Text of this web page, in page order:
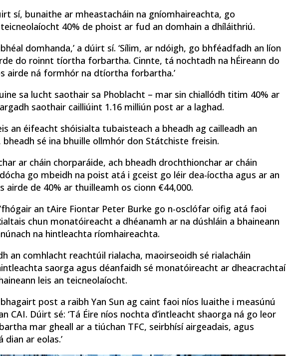
sí, bunaithe ar mheastacháin na gníomhaireachta, go
40% de phoist ar fud an domhain a dhíláithriú.
domhanda,’ a dúirt sí. ‘Sílim, ar ndóigh, go bhféadfadh an líon
do roinnt tíortha forbartha. Cinnte, tá nochtadh na hÉireann do
airde ná formhór na dtíortha forbartha.’
sa lucht saothair sa Phoblacht – mar sin chiallódh titim 40% ar
saothair cailliúint 1.16 milliún post ar a laghad.
an éifeacht shóisialta tubaisteach a bheadh ​​ag cailleadh an
​​sé ina bhuille ollmhór don Státchiste freisin.
ar cháin chorparáide, ach bheadh ​​drochthionchar ar cháin
go mbeidh na poist atá i gceist go léir dea-íoctha agus ar an
airde de 40% ar thuilleamh os cionn €44,000.
an tAire Fiontar Peter Burke go n-osclófar oifig atá faoi
chun monatóireacht a dhéanamh ar na dúshláin a bhaineann
na hintleachta ríomhaireachta.
an comhlacht reachtúil rialacha, maoirseoidh sé rialacháin
saorga agus déanfaidh sé monatóireacht ar dheacrachtaí
leis an teicneolaíocht.
post a raibh Yan Sun ag caint faoi níos luaithe i measúnú
CAI. Dúirt sé: ‘Tá Éire níos nochta d’intleacht shaorga ná go leor
mar gheall ar a tiúchan TFC, seirbhísí airgeadais, agus
ar eolas.’